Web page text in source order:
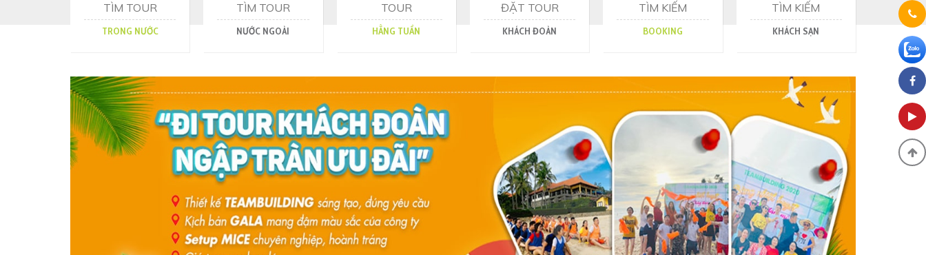
TÌM TOUR
TRONG NƯỚC
TÌM TOUR
NƯỚC NGOÀI
TOUR
HẰNG TUẦN
ĐẶT TOUR
KHÁCH ĐOÀN
TÌM KIẾM
BOOKING
TÌM KIẾM
KHÁCH SẠN